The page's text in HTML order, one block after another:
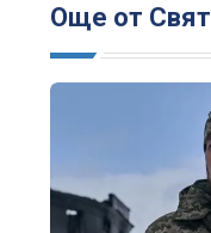
Още от Свят